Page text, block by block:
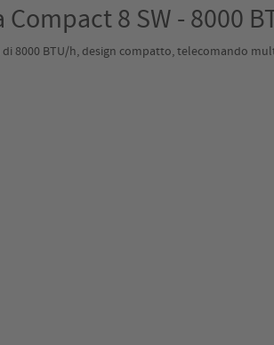
8 SW - 8000
di 8000 BTU/h, design compatto, telecomando